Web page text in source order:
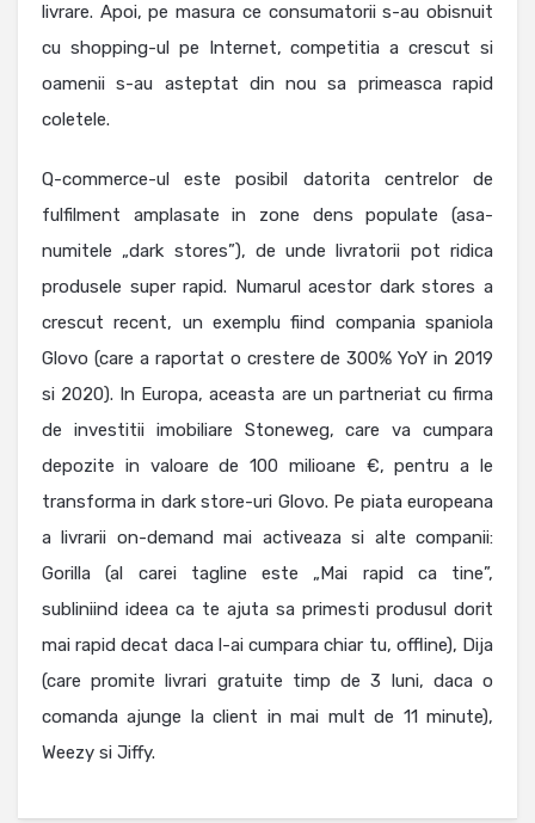
livrare. Apoi, pe masura ce consumatorii s-au obisnuit
cu shopping-ul pe Internet, competitia a crescut si
oamenii s-au asteptat din nou sa primeasca rapid
coletele.
Q-commerce-ul este posibil datorita centrelor de
fulfilment amplasate in zone dens populate (asa-
numitele „dark stores”), de unde livratorii pot ridica
produsele super rapid. Numarul acestor dark stores a
crescut recent, un exemplu fiind compania spaniola
Glovo (care a raportat o crestere de 300% YoY in 2019
si 2020). In Europa, aceasta are un partneriat cu firma
de investitii imobiliare Stoneweg, care va cumpara
depozite in valoare de 100 milioane €, pentru a le
transforma in dark store-uri Glovo. Pe piata europeana
a livrarii on-demand mai activeaza si alte companii:
Gorilla (al carei tagline este „Mai rapid ca tine”,
subliniind ideea ca te ajuta sa primesti produsul dorit
mai rapid decat daca l-ai cumpara chiar tu, offline), Dija
(care promite livrari gratuite timp de 3 luni, daca o
comanda ajunge la client in mai mult de 11 minute),
Weezy si Jiffy.